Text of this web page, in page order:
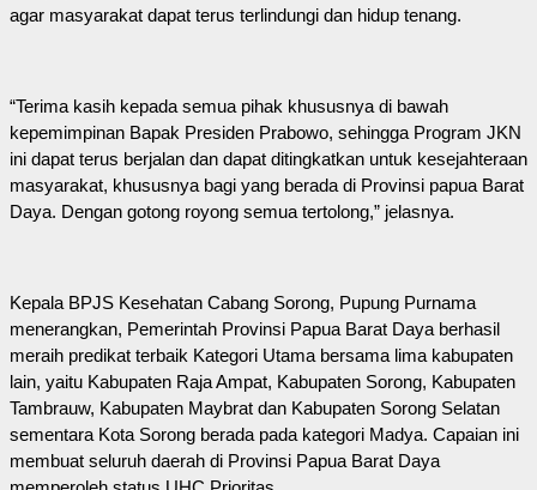
agar masyarakat dapat terus terlindungi dan hidup tenang.
“Terima kasih kepada semua pihak khususnya di bawah
kepemimpinan Bapak Presiden Prabowo, sehingga Program JKN
ini dapat terus berjalan dan dapat ditingkatkan untuk kesejahteraan
masyarakat, khususnya bagi yang berada di Provinsi papua Barat
Daya. Dengan gotong royong semua tertolong,” jelasnya.
Kepala BPJS Kesehatan Cabang Sorong, Pupung Purnama
menerangkan, Pemerintah Provinsi Papua Barat Daya berhasil
meraih predikat terbaik Kategori Utama bersama lima kabupaten
lain, yaitu Kabupaten Raja Ampat, Kabupaten Sorong, Kabupaten
Tambrauw, Kabupaten Maybrat dan Kabupaten Sorong Selatan
sementara Kota Sorong berada pada kategori Madya. Capaian ini
membuat seluruh daerah di Provinsi Papua Barat Daya